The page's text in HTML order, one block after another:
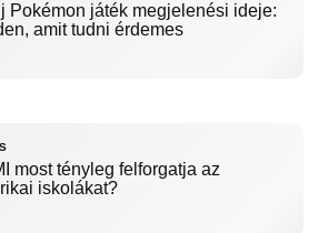
Pokémon játék megjelenési ideje:
amit tudni érdemes
most tényleg felforgatja az
iskolákat?